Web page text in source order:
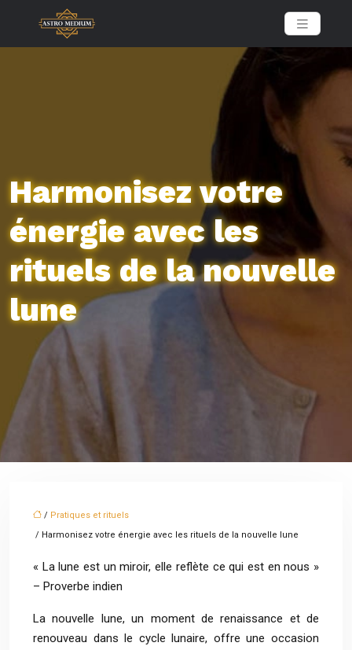
Harmonisez votre
énergie avec les
rituels de la nouvelle
lune
/ Pratiques et rituels
/ Harmonisez votre énergie avec les rituels de la nouvelle lune
« La lune est un miroir, elle reflète ce qui est en nous »
– Proverbe indien
La nouvelle lune, un moment de renaissance et de
renouveau dans le cycle lunaire, offre une occasion